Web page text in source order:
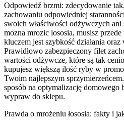
Odpowiedź brzmi: zdecydowanie
zachowaniu odpowiedniej
swoich właściwości odżywczych ani
mozna mrozic lososia, musisz
kluczem jest szybkość działania oraz
Prawidłowo zabezpieczony filet
wartości odżywcze, które są tak
kupujesz większą ilość ryby w
Twoim najlepszym
sposób na optymalizację domowego
wypraw do sklepu.
Prawda o mrożeniu łososia: fakty i